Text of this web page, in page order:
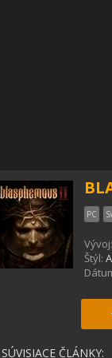
PC
Vývoj:
Štýl:
SÚVISIACE ČLÁNKY: